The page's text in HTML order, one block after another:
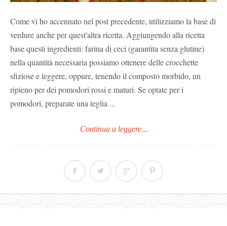
Come vi ho accennato nel post precedente, utilizziamo la base di
verdure anche per quest'altra ricetta. Aggiungendo alla ricetta
base questi ingredienti: farina di ceci (garantita senza glutine)
nella quantità necessaria possiamo ottenere delle crocchette
sfiziose e leggere, oppure, tenendo il composto morbido, un
ripieno per dei pomodori rossi e maturi. Se optate per i
pomodori, preparate una teglia ...
Continua a leggere...